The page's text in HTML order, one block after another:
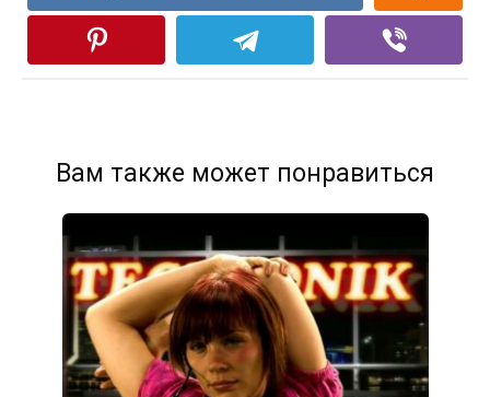
Вам также может понравиться